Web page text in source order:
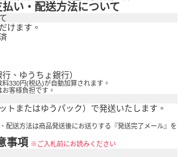
払い・配送方法について
けます。
、ゆうちょ銀行）
330円(税込)が自動加算されます。
客様負担です。
トまたはゆうパック）で発送いたします。
配送方法は商品発送後にお送りする『発送完了メール』を
事項 ※ご入札前にお読みください